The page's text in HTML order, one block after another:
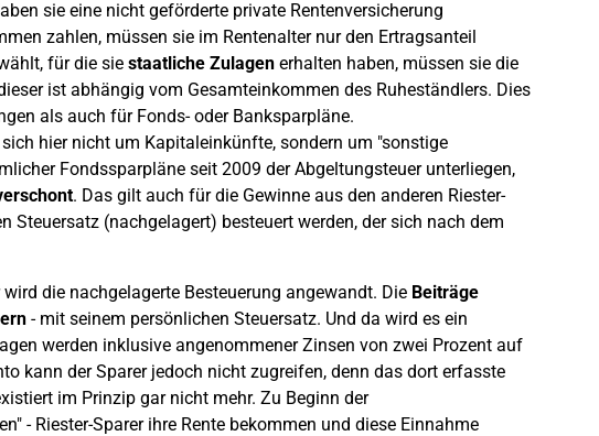
sie eine nicht geförderte private Rentenversicherung
zahlen, müssen sie im Rentenalter nur den Ertragsanteil
für die sie staatliche Zulagen erhalten haben, müssen sie die
ist abhängig vom Gesamteinkommen des Ruheständlers. Dies
als auch für Fonds- oder Banksparpläne.
hier nicht um Kapitaleinkünfte, sondern um "sonstige
Fondssparpläne seit 2009 der Abgeltungsteuer unterliegen,
. Das gilt auch für die Gewinne aus den anderen Riester-
(nachgelagert) besteuert werden, der sich nach dem
die nachgelagerte Besteuerung angewandt. Die Beiträge
- mit seinem persönlichen Steuersatz. Und da wird es ein
werden inklusive angenommener Zinsen von zwei Prozent auf
kann der Sparer jedoch nicht zugreifen, denn das dort erfasste
im Prinzip gar nicht mehr. Zu Beginn der
- Riester-Sparer ihre Rente bekommen und diese Einnahme